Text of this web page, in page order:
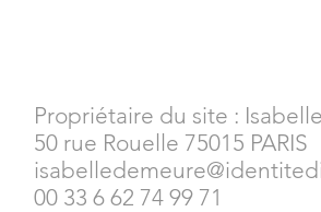
Propriétaire du site :
50 rue Rouelle 75015 PARIS
00 33 6 62 74 99 71